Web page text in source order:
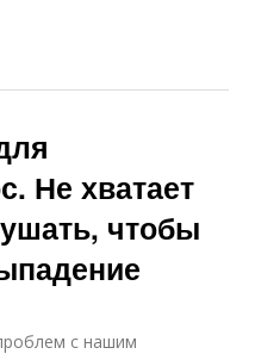
Не хватает
чтобы
с нашим